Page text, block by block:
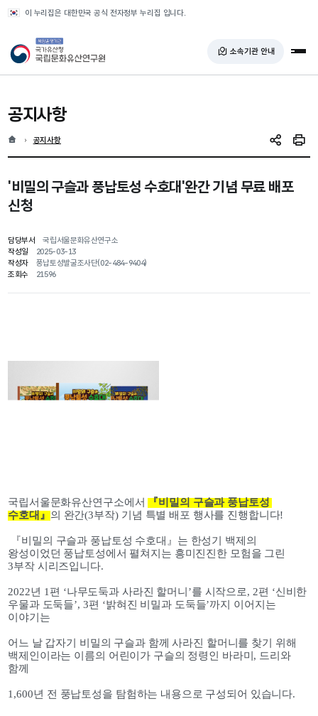
이 누리집은 대한민국 공식 전자정부 누리집 입니다.
국가유산청 국립문화유산연구원 소속기관 안내 전
공지사항
홈 현재 위치
공지사항 SNS 공유인쇄
'비밀의 구슬과 풍납토성 수호대'완간 기념 무료 배포
신청
담당부서
국립서울문화유산연구소
작성일
2025-03-13
작성자
풍납토성발굴조사단(02-484-9404)
조회수
21596
국립서울문화유산연구소에서 『비밀의 구슬과 풍납토성
수호대 』 의 완간(3부작) 기념 특별 배포 행사를 진행합니다!
『비밀의 구슬과 풍납토성 수호대 』 는 한성기 백제의
3부작 시리즈입니다.
2022년 1 편 ‘나무도둑과 사라진 할머니 ’를 시작으로, 2편 ‘신비한
우물과 도둑들’, 3편 ‘밝혀진 비밀과 도둑들’까지 이어지는
이야기는
어느 날 갑자기 비밀의 구슬과 함께 사라진 할머니를 찾기 위해
백제인이라는 이름의 어린이가 구슬의 정령인 바라미 , 드리와
함께
1,600년 전 풍납토성을 탐험하는 내용으로 구성되어 있습니다.